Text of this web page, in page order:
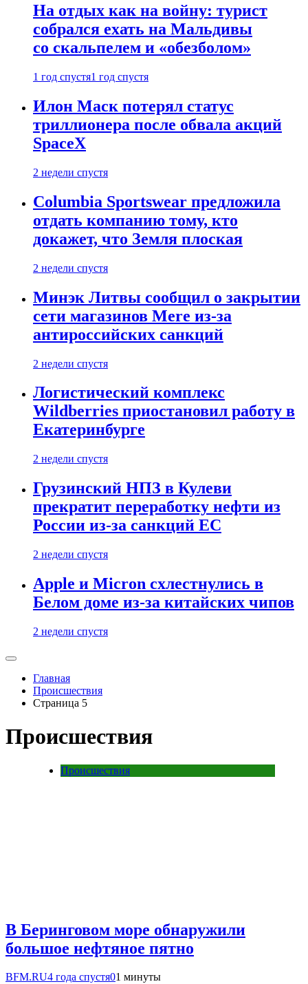
На отдых как на войну: турист
собрался ехать на Мальдивы
со скальпелем и «обезболом»
1 год спустя1 год спустя
Илон Маск потерял статус
триллионера после обвала акций
SpaceX
2 недели спустя
Columbia Sportswear предложила
отдать компанию тому, кто
докажет, что Земля плоская
2 недели спустя
Минэк Литвы сообщил о закрытии
сети магазинов Mere из-за
антироссийских санкций
2 недели спустя
Логистический комплекс
Wildberries приостановил работу в
Екатеринбурге
2 недели спустя
Грузинский НПЗ в Кулеви
прекратит переработку нефти из
России из-за санкций ЕС
2 недели спустя
Apple и Micron схлестнулись в
Белом доме из-за китайских чипов
2 недели спустя
Главная
Происшествия
Страница 5
Происшествия
Происшествия
В Беринговом море обнаружили
большое нефтяное пятно
BFM.RU4 года спустя01 минуты